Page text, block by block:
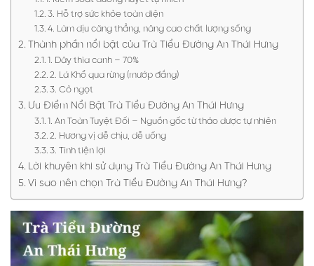
3. Hỗ trợ sức khỏe toàn diện
4. Làm dịu căng thẳng, nâng cao chất lượng sống
Thành phần nổi bật của Trà Tiểu Đường An Thái Hưng
1. Dây thìa canh – 70%
2. Lá Khổ qua rừng (mướp đắng)
3. Cỏ ngọt
Ưu Điểm Nổi Bật Trà Tiểu Đường An Thái Hưng
1. An Toàn Tuyệt Đối – Nguồn gốc từ thảo dược tự nhiên
2. Hương vị dễ chịu, dễ uống
3. Tính tiện lợi
Lời khuyên khi sử dụng Trà Tiểu Đường An Thái Hưng
Vì sao nên chọn Trà Tiểu Đường An Thái Hưng?